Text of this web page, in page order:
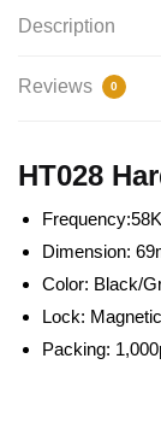
Description
Reviews 0
HT028
Dimension:
Color: Black/
Lock:
Packing: